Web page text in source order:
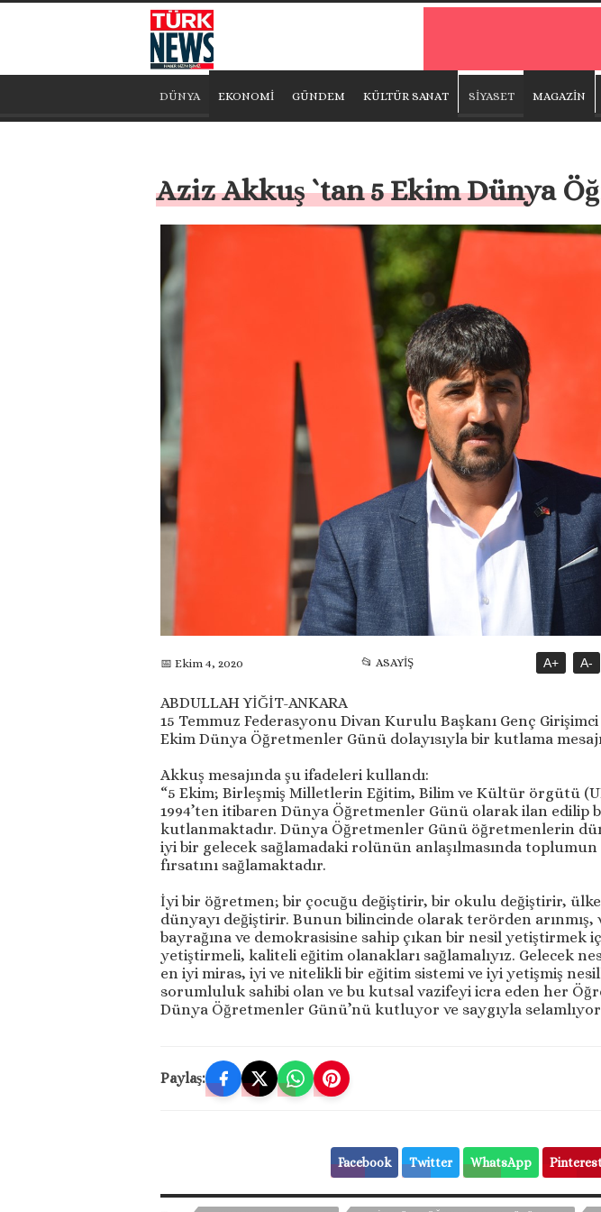
DÜNYA EKONOMİ GÜNDEM KÜLTÜR SANAT SİYASET MAGAZİN
Aziz Akkuş `tan 5 Ekim Dünya
📅 Ekim 4, 2020 📂 ASAYİŞ A+ A-
ABDULLAH YİĞİT-ANKARA
15 Temmuz Federasyonu Divan Kurulu Başkanı Genç Girişimci
Ekim Dünya Öğretmenler Günü dolayısıyla bir kutlama mesajı
Akkuş mesajında şu ifadeleri kullandı:
“5 Ekim; Birleşmiş Milletlerin Eğitim, Bilim ve Kültür örgütü
1994’ten itibaren Dünya Öğretmenler Günü olarak ilan edilip
kutlanmaktadır. Dünya Öğretmenler Günü öğretmenlerin
iyi bir gelecek sağlamadaki rolünün anlaşılmasında
fırsatını sağlamaktadır.
İyi bir öğretmen; bir çocuğu değiştirir, bir okulu değiştirir,
dünyayı değiştirir. Bunun bilincinde olarak terörden arınmış,
bayrağına ve demokrasisine sahip çıkan bir nesil yetiştirmek
yetiştirmeli, kaliteli eğitim olanakları sağlamalıyız. Gelecek
en iyi miras, iyi ve nitelikli bir eğitim sistemi ve iyi yetişmiş
sorumluluk sahibi olan ve bu kutsal vazifeyi icra eden her
Dünya Öğretmenler Günü’nü kutluyor ve saygıyla
Paylaş:
Facebook Twitter WhatsApp